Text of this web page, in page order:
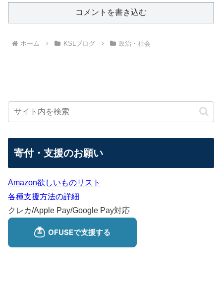
コメントを書き込む
ホーム KSLブログ 政治・社会
寄付・支援のお願い
Amazon欲しいものリスト
各種支援方法の詳細
クレカ/Apple Pay/Google Pay対応